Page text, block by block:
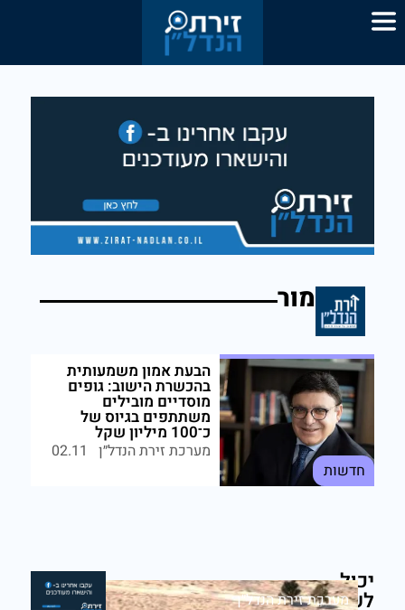
יכול
לענייןמערכת זירת הנדל״ן
מור
חדשות
הבעת אמון משמעותית
בהכשרת הישוב: גופים
מוסדיים מובילים
משתתפים בגיוס של
כ־100 מיליון שקל
מערכת זירת הנדל״ן 02.11